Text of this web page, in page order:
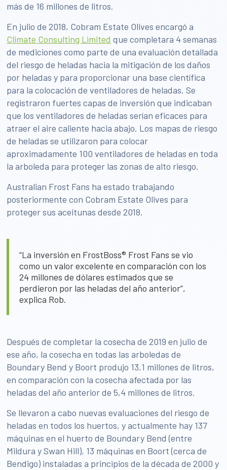
más de 16 millones de litros.
En julio de 2018, Cobram Estate Olives encargó a
Climate Consulting Limited que completara 4 semanas
de mediciones como parte de una evaluación detallada
del riesgo de heladas hacia la mitigación de los daños
por heladas y para proporcionar una base científica
para la colocación de ventiladores de heladas. Se
registraron fuertes capas de inversión que indicaban
que los ventiladores de heladas serían eficaces para
atraer el aire caliente hacia abajo. Los mapas de riesgo
de heladas se utilizaron para colocar
aproximadamente 100 ventiladores de heladas en toda
la arboleda para proteger las zonas de alto riesgo.
Australian Frost Fans ha estado trabajando
posteriormente con Cobram Estate Olives para
proteger sus aceitunas desde 2018.
“La inversión en FrostBoss® Frost Fans se vio
como un valor excelente en comparación con los
24 millones de dólares estimados que se
perdieron por las heladas del año anterior”,
explica Rob.
Después de completar la cosecha de 2019 en julio de
ese año, la cosecha en todas las arboledas de
Boundary Bend y Boort produjo 13,1 millones de litros,
en comparación con la cosecha afectada por las
heladas del año anterior de 5,4 millones de litros.
Se llevaron a cabo nuevas evaluaciones del riesgo de
heladas en todos los huertos, y actualmente hay 137
máquinas en el huerto de Boundary Bend (entre
Mildura y Swan Hill), 13 máquinas en Boort (cerca de
Bendigo) instaladas a principios de la década de 2000 y